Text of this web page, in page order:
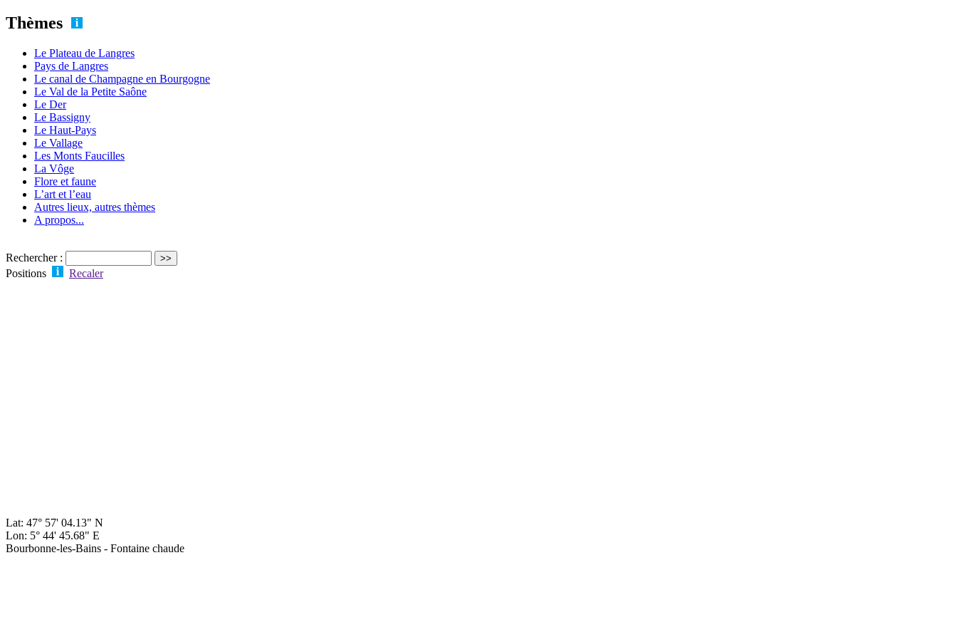
Thèmes
Le Plateau de Langres
Pays de Langres
Le canal de Champagne en Bourgogne
Le Val de la Petite Saône
Le Der
Le Bassigny
Le Haut-Pays
Le Vallage
Les Monts Faucilles
La Vôge
Flore et faune
L’art et l’eau
Autres lieux, autres thèmes
A propos...
Rechercher :
Positions
Recaler
Lat: 47° 57' 04.13" N
Lon: 5° 44' 45.68" E
Bourbonne-les-Bains - Fontaine chaude